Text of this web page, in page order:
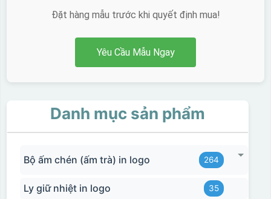
Đặt hàng mẫu trước khi quyết định mua!
Yêu Cầu Mẫu Ngay
Danh mục sản phẩm
Bộ ấm chén (ấm trà) in logo 264
Ly giữ nhiệt in logo 35